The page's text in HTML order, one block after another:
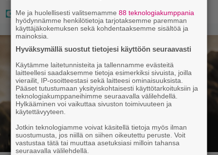
Me ja huolellisesti valitsemamme88 teknologiakumppania
hyödynnämme henkilötietoja tarjotaksemme paremman
käyttäjäkokemuksen sekä kohdentaaksemme sisältöä ja
mainoksia.
Hyväksymällä suostut tietojesi käyttöön seuraavasti
Käytämme laitetunnisteita ja tallennamme evästeitä
laitteellesi saadaksemme tietoja esimerkiksi sivuista, joilla
vierailit, IP-osoitteestasi sekä laitteesi ominaisuuksista.
Pääset tutustumaan yksityiskohtaisesti käyttötarkoituksiin ja
teknologiakumppaneihimme seuraavalla välilehdellä.
Hylkääminen voi vaikuttaa sivuston toimivuuteen ja
käytettävyyteen.
Jotkin teknologiamme voivat käsitellä tietoja myös ilman
suostumusta, jos niillä on siihen oikeutettu peruste. Voit
vastustaa tätä tai muuttaa asetuksiasi milloin tahansa
seuraavalla välilehdellä.